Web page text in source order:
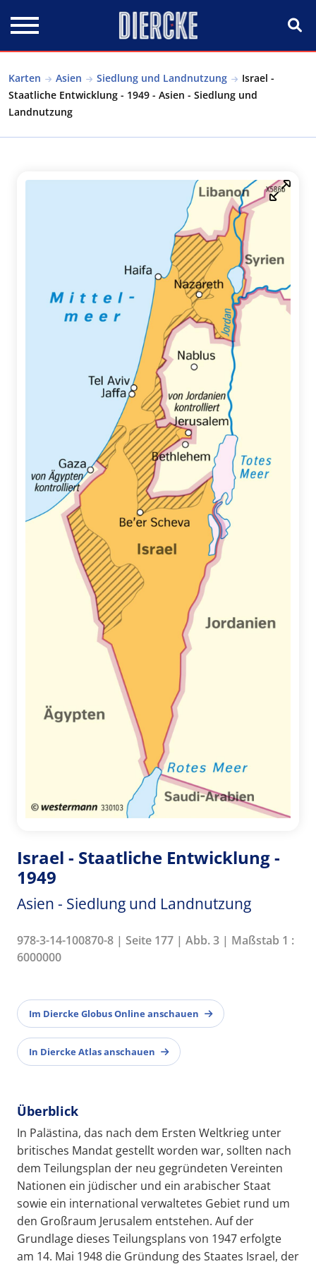
Karten Asien Siedlung und Landnutzung
Israel -
Staatliche Entwicklung - 1949 - Asien - Siedlung und
Landnutzung
Israel - Staatliche Entwicklung -
1949
Asien - Siedlung und Landnutzung
978-3-14-100870-8 | Seite 177 | Abb. 3 | Maßstab 1 :
6000000
Im Diercke Globus Online anschauen
In Diercke Atlas anschauen
Überblick
In Palästina, das nach dem Ersten Weltkrieg unter
britisches Mandat gestellt worden war, sollten nach
dem Teilungsplan der neu gegründeten Vereinten
Nationen ein jüdischer und ein arabischer Staat
sowie ein international verwaltetes Gebiet rund um
den Großraum Jerusalem entstehen. Auf der
Grundlage dieses Teilungsplans von 1947 erfolgte
am 14. Mai 1948 die Gründung des Staates Israel, der